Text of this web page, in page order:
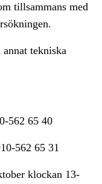
tillsammans med
tekniska
562 65 40
562 65 31
klockan 13-